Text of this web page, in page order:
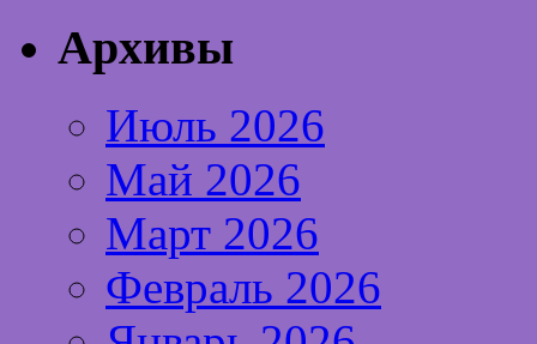
Архивы
Июль 2026
Май 2026
Март 2026
Февраль 2026